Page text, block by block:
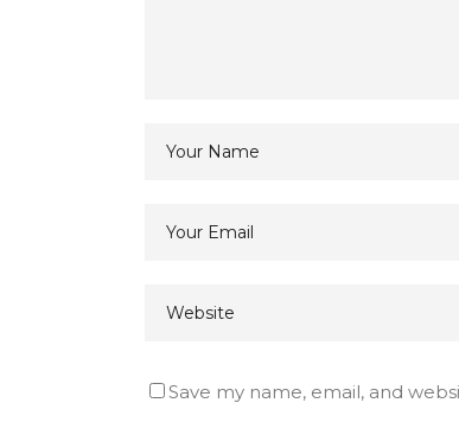
Save my name, email, and